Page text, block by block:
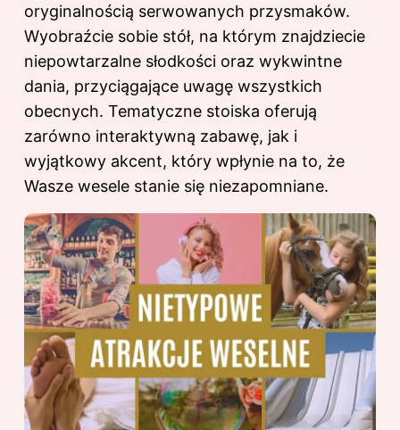
oryginalnością serwowanych przysmaków.
Wyobraźcie sobie stół, na którym znajdziecie
niepowtarzalne słodkości oraz wykwintne
dania, przyciągające uwagę wszystkich
obecnych. Tematyczne stoiska oferują
zarówno interaktywną zabawę, jak i
wyjątkowy akcent, który wpłynie na to, że
Wasze wesele stanie się niezapomniane.